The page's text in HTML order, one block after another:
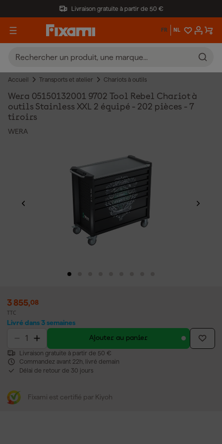
Livraison gratuite à partir de 50 €
FR NL
Accueil Transports et atelier Chariots à outils
Wera 05150132001 9702 Tool Rebel Chariot à
outils Stainless XXL 2 équipé - 202 pièces - 7
tiroirs
WERA
3 855,08
TTC
Livré dans 3 semaines
Ajouter au panier
Livraison gratuite à partir de 50 €
Commandez avant 22h, livré demain
Délai de retour de 30 jours
Fixami est certifié par Kiyoh